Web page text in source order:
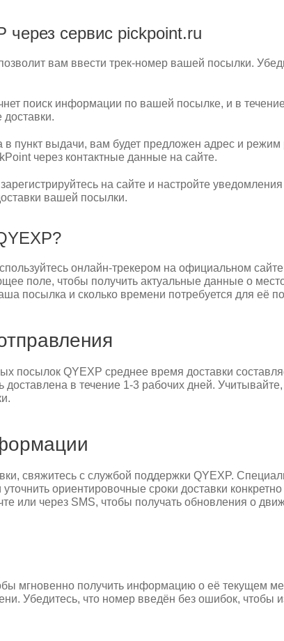
через сервис pickpoint.ru
вам ввести трек-номер вашей посылки.
поиск информации по вашей посылке, и в
пункт выдачи, вам будет предложен адрес и режим
через контактные данные на сайте.
на сайте и настройте
вашей посылки.
онлайн-трекером на официальном
поле, чтобы получить актуальные данные о
посылка и сколько времени потребуется для её
посылок QYEXP среднее время доставки
в течение 1-3 рабочих дней.
свяжитесь с службой поддержки QYEXP.
ориентировочные сроки доставки
или через SMS, чтобы получать обновления о
мгновенно получить информацию о её текущем
Убедитесь, что номер введён без ошибок, чтобы